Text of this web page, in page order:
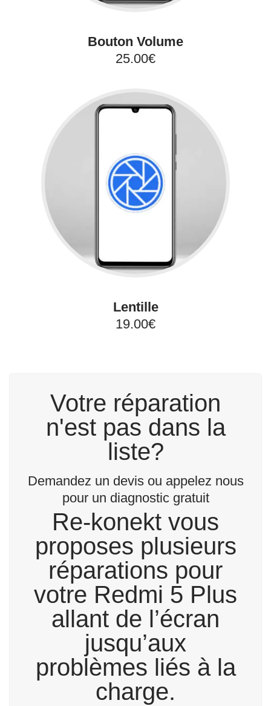
Bouton Volume
25.00€
Lentille
19.00€
Votre réparation
n'est pas dans la
liste?
Demandez un devis ou appelez nous
pour un diagnostic gratuit
Re-konekt vous
proposes plusieurs
réparations pour
votre Redmi 5 Plus
allant de l’écran
jusqu’aux
problèmes liés à la
charge.